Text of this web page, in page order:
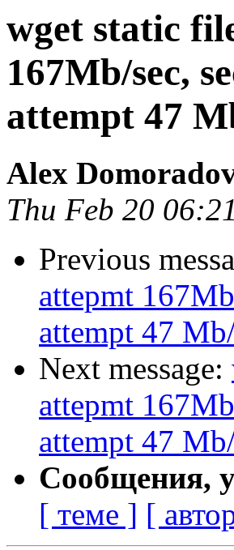
wget static
167Mb/sec,
attempt 47
Alex
Thu Feb 20
Previous
attepmt
attempt 47
Next message:
attepmt
attempt 47
Сообщения,
[ теме ] [